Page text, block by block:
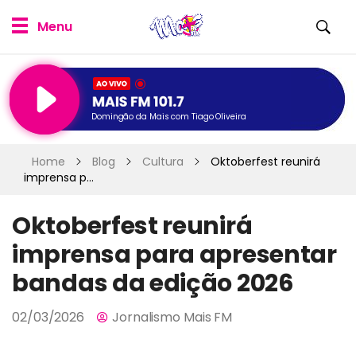
Domingão da Mais com Tiago Oliveira
Home Blog Cultura
Oktoberfest reunirá
imprensa p...
Oktoberfest reunirá
imprensa para apresentar
bandas da edição 2026
02/03/2026 Jornalismo Mais FM